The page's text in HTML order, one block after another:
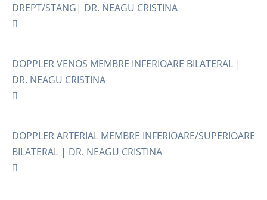
DREPT/STANG| DR. NEAGU CRISTINA
DOPPLER VENOS MEMBRE INFERIOARE BILATERAL |
DR. NEAGU CRISTINA
DOPPLER ARTERIAL MEMBRE INFERIOARE/SUPERIOARE
BILATERAL | DR. NEAGU CRISTINA